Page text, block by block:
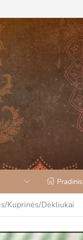
Pradinis
Kuprinės/Dėkliukai